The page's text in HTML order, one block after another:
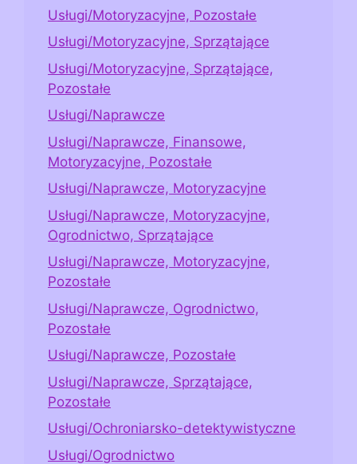
Usługi/Motoryzacyjne, Pozostałe
Usługi/Motoryzacyjne, Sprzątające
Usługi/Motoryzacyjne, Sprzątające,
Pozostałe
Usługi/Naprawcze
Usługi/Naprawcze, Finansowe,
Motoryzacyjne, Pozostałe
Usługi/Naprawcze, Motoryzacyjne
Usługi/Naprawcze, Motoryzacyjne,
Ogrodnictwo, Sprzątające
Usługi/Naprawcze, Motoryzacyjne,
Pozostałe
Usługi/Naprawcze, Ogrodnictwo,
Pozostałe
Usługi/Naprawcze, Pozostałe
Usługi/Naprawcze, Sprzątające,
Pozostałe
Usługi/Ochroniarsko-detektywistyczne
Usługi/Ogrodnictwo